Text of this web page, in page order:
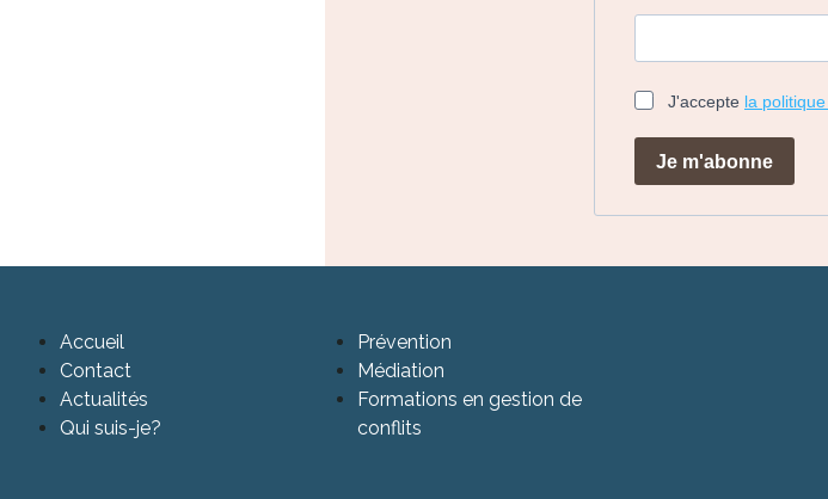
J'accepte la
Je m'abonne
Accueil
Contact
Actualités
Qui suis-je?
Prévention
Médiation
Formations en gestion de
conflits